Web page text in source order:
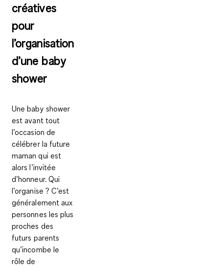
créatives
pour
l’organisation
d’une baby
shower
Une baby shower
est avant tout
l’occasion de
célébrer la future
maman qui est
alors l’invitée
d’honneur. Qui
l’organise ? C’est
généralement aux
personnes les plus
proches des
futurs parents
qu’incombe le
rôle de